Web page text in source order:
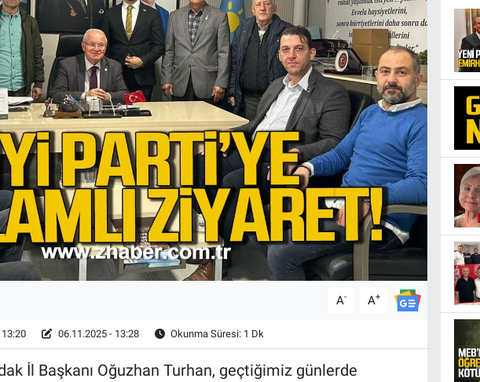
A- A+
06.11.2025 - 13:28 Okunma Süresi: 1 Dk
İl Başkanı Oğuzhan Turhan, geçtiğimiz günlerde